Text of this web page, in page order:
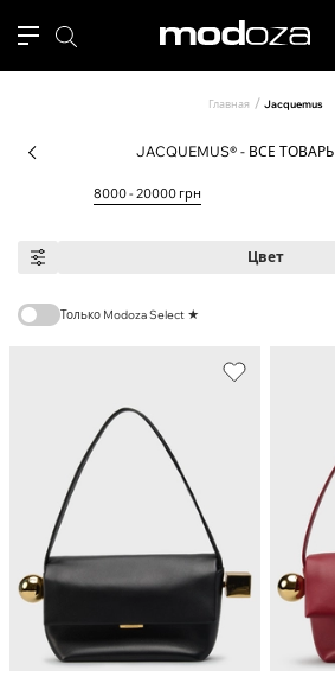
Главная Jacquemus
JACQUEMUS® - ВСЕ
8000 - 20000 грн
Цвет
Только Modoza Select ★